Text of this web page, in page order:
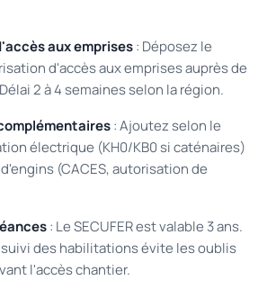
aux emprises: Déposez le
d'accès aux emprises auprès de
2 à 4 semaines selon la région.
: Ajoutez selon le
électrique (KH0/KB0 si caténaires)
(CACES, autorisation de
: Le SECUFER est valable 3 ans.
des habilitations évite les oublis
l'accès chantier.